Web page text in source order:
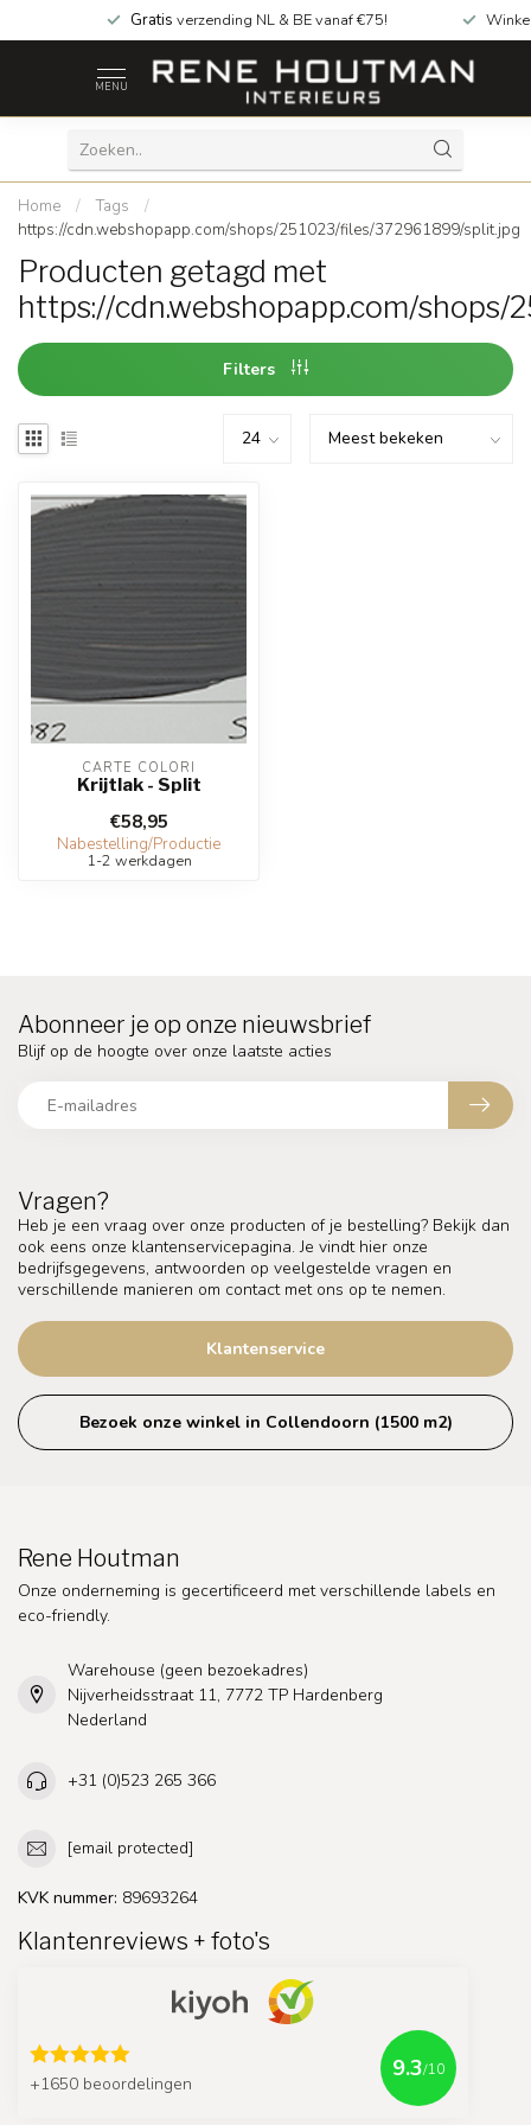
Gratis verzending NL & BE vanaf €75!
MENU
Home / Tags
/
https://cdn.webshopapp.com/shops/251023/files/372961899/split.jpg
Producten getagd met
https://cdn.webshopapp.com/
Filters
CARTE COLORI
Krijtlak - Split
€58,95
Nabestelling/Productie
1-2 werkdagen
Vragen?
Heb je een vraag over onze producten of je bestelling? Bekijk dan
ook eens onze klantenservicepagina. Je vindt hier onze
bedrijfsgegevens, antwoorden op veelgestelde vragen en
verschillende manieren om contact met ons op te nemen.
Klantenservice
Bezoek onze winkel in Collendoorn (1500 m2)
Abonneer je op onze nieuwsbrief
Blijf op de hoogte over onze laatste acties
Rene Houtman
Onze onderneming is gecertificeerd met verschillende labels en
eco-friendly.
Warehouse (geen bezoekadres)
Nijverheidsstraat 11, 7772 TP Hardenberg
Nederland
+31 (0)523 265 366
[email protected]
KVK nummer: 89693264
Klantenreviews + foto's
+1650 beoordelingen
9.3/10